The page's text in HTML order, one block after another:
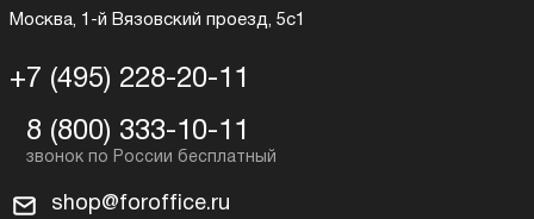
Москва, 1-й Вязовский проезд, 5с1
+7 (495) 228-20-11
8 (800) 333-10-11
shop@foroffice.ru